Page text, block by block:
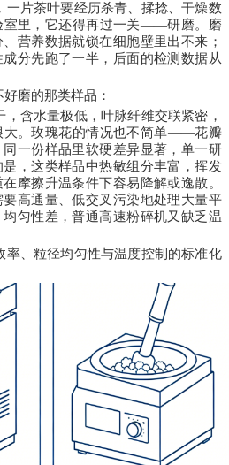
一片茶叶要经历杀青、揉捻、干燥数
室里，它还得再过一关——研磨。磨
营养数据就锁在细胞壁里出不来；
分先跑了一半，后面的检测数据从
磨的那类样品：
含水量极低，叶脉纤维交联紧密，
大。玫瑰花的情况也不简单——花瓣
一份样品里软硬差异显著，单一研
，这类样品中热敏组分丰富，挥发
摩擦升温条件下容易降解或逸散。
高通量、低交叉污染地处理大量平
匀性差，普通高速粉碎机又缺乏温
率、粒径均匀性与温度控制的标准化